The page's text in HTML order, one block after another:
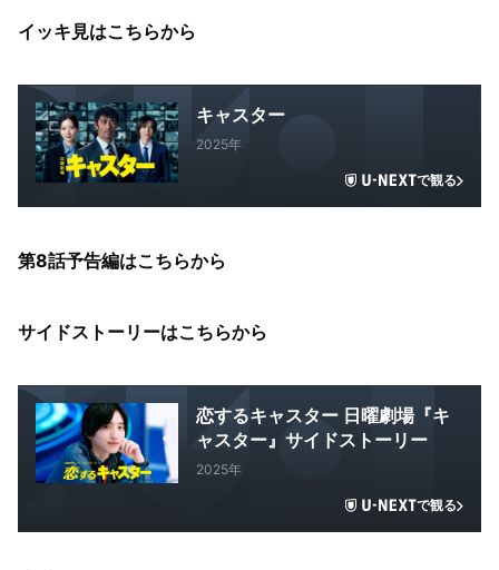
イッキ見はこちらから
キャスター
2025年
で観る
第8話予告編はこちらから
サイドストーリーはこちらから
恋するキャスター 日曜劇場『キ
ャスター』サイドストーリー
2025年
で観る